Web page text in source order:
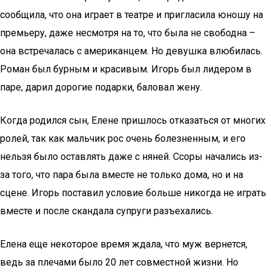
сообщила, что она играет в театре и пригласила юношу на
премьеру, даже несмотря на то, что была не свободна –
она встречалась с американцем. Но девушка влюбилась.
Роман был бурным и красивым. Игорь был лидером в
паре, дарил дорогие подарки, баловал жену.
Когда родился сын, Елене пришлось отказаться от многих
ролей, так как мальчик рос очень болезненным, и его
нельзя было оставлять даже с няней. Ссоры начались из-
за того, что пара была вместе не только дома, но и на
сцене. Игорь поставил условие больше никогда не играть
вместе и после скандала супруги разъехались.
Елена еще некоторое время ждала, что муж вернется,
ведь за плечами было 20 лет совместной жизни. Но